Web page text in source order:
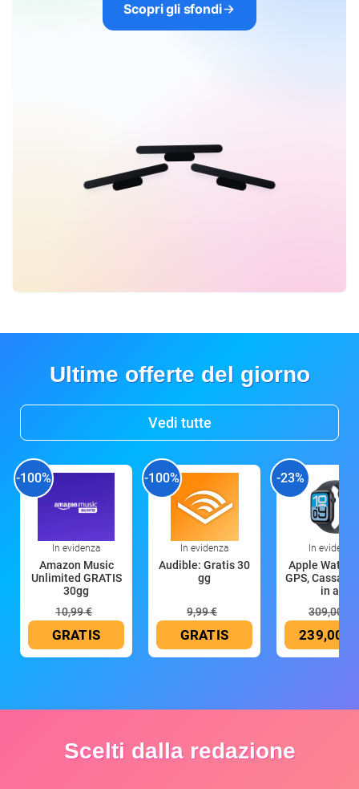
Scopri gli sfondi
Ultime offerte del giorno
Vedi tutte
-100%
In evidenza
Amazon Music
Unlimited GRATIS
30gg
10,99 €
GRATIS
-100%
In evidenza
Audible: Gratis 30
gg
9,99 €
GRATIS
-23%
In evidenza
Apple Watch
GPS, Cassa
in all
309,00 €
239,00 €
Scelti dalla redazione